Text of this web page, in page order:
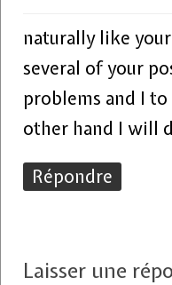
naturally like
several of your
problems and I
other hand I will
Répondre
Laisser une